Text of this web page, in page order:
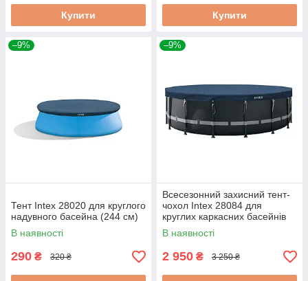
Купити Купити
–9%
Тент Intex 28020 для круглого
надувного басейна (244 см)
В наявності
290 ₴ 320 ₴
–9%
Всесезонний захисний тент-
чохол Intex 28084 для
круглих каркасних басейнів
488 см
В наявності
2 950 ₴ 3 250 ₴